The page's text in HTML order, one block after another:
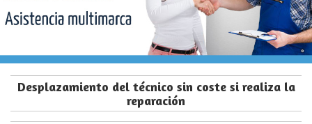
Desplazamiento del técnico sin coste si realiza la
reparación